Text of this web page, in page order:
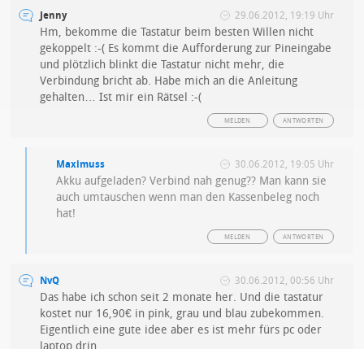
Jenny 29.06.2012, 19:19 Uhr
Hm, bekomme die Tastatur beim besten Willen nicht
gekoppelt :-( Es kommt die Aufforderung zur Pineingabe
und plötzlich blinkt die Tastatur nicht mehr, die
Verbindung bricht ab. Habe mich an die Anleitung
gehalten… Ist mir ein Rätsel :-(
ANTWORTEN
MELDEN
Maximuss 30.06.2012, 19:05 Uhr
Akku aufgeladen? Verbind nah genug?? Man kann sie
auch umtauschen wenn man den Kassenbeleg noch
hat!
ANTWORTEN
MELDEN
NvQ 30.06.2012, 00:56 Uhr
Das habe ich schon seit 2 monate her. Und die tastatur
kostet nur 16,90€ in pink, grau und blau zubekommen.
Eigentlich eine gute idee aber es ist mehr fürs pc oder
laptop drin.